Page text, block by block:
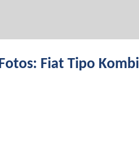
Fotos: Fiat Tipo Kombi